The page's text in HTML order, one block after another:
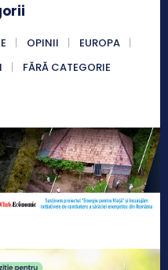
OPINII
EUROPA
FĂRĂ CATEGORIE